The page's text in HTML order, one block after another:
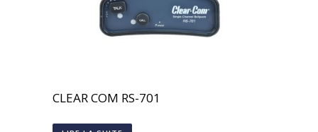
CLEAR COM RS-701